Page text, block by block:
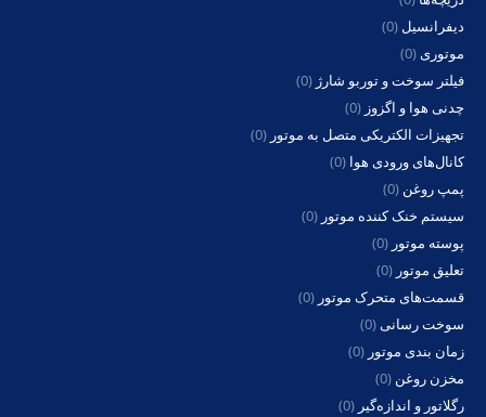
دیفرانسیل (0)
موتوری(0)
فیلتر سوخت و توربو شارژ (0)
چدنی هوا و اگزوز (0)
تجهیزات الکتریکی متصل به موتور (0)
کانال‌های ورودی هوا (0)
پمپ روغن (0)
سیستم خنک کننده موتور (0)
پوسته موتور (0)
تعلیق موتور (0)
قسمت‌های متحرک موتور (0)
سوخت رسانی(0)
زمان بندی موتور (0)
مخزن روغن (0)
رگلاتور و اندازه‌گیر (0)